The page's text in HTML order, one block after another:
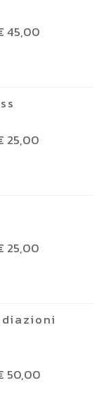
45,00
25,00
25,00
50,00